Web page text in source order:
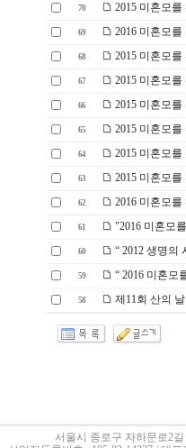
70 2015 미혼모
69 2016 미혼모
68 2015 미혼모
67 2015 미혼모
66 2015 미혼모
65 2015 미혼모
64 2015 미혼모
63 2015 미혼모
62 2016 미혼모
61 "2016 미혼모
60 “ 2012 생명의
59 “ 2016 미혼모
58 제11회 산의
서울시 종로구 자하문로2길